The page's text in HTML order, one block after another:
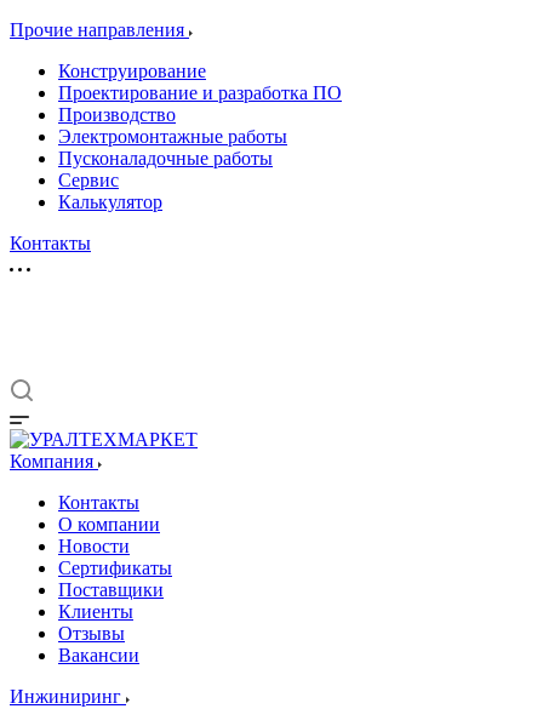
Прочие направления
Конструирование
Проектирование и разработка ПО
Производство
Электромонтажные работы
Пусконаладочные работы
Сервис
Калькулятор
Контакты
Компания
Контакты
О компании
Новости
Сертификаты
Поставщики
Клиенты
Отзывы
Вакансии
Инжиниринг